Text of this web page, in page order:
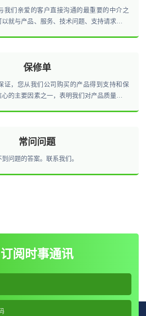
我们亲爱的客户直接沟通的最重要的中介之
就与产品、服务、技术问题、支持请求和其
保修单
证，您从我们公司购买的产品得到支持和保
的主要因素之一，表明我们对产品质量和性
常问问题
问题的答案。联系我们。
订阅时事通讯